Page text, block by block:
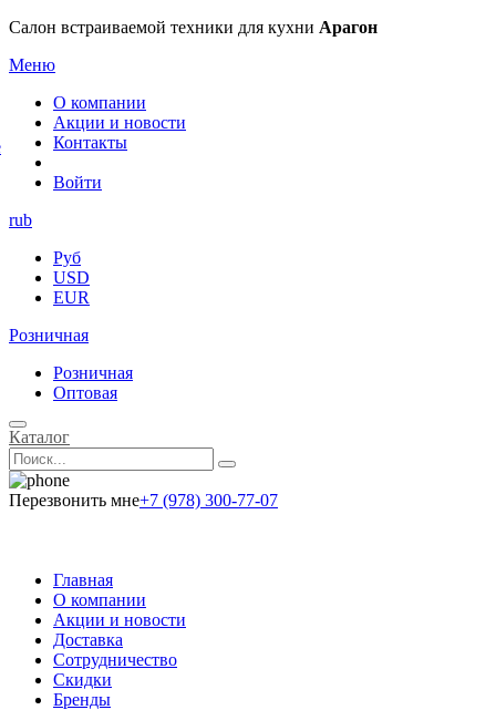
Салон встраиваемой техники для кухни Арагон
Меню
О компании
Акции и новости
Контакты
Войти
rub
Руб
USD
EUR
Розничная
Розничная
Оптовая
Каталог
Перезвонить мне+7 (978) 300-77-07
Главная
О компании
Акции и новости
Доставка
Сотрудничество
Скидки
Бренды